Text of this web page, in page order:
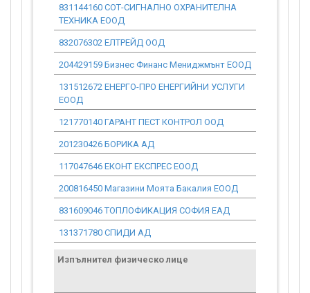
831144160 СОТ-СИГНАЛНО ОХРАНИТЕЛНА
ТЕХНИКА ЕООД
832076302 ЕЛТРЕЙД ООД
204429159 Бизнес Финанс Мениджмънт ЕООД
131512672 ЕНЕРГО-ПРО ЕНЕРГИЙНИ УСЛУГИ
ЕООД
121770140 ГАРАНТ ПЕСТ КОНТРОЛ ООД
201230426 БОРИКА АД
117047646 ЕКОНТ ЕКСПРЕС ЕООД
200816450 Магазини Моята Бакалия ЕООД
831609046 ТОПЛОФИКАЦИЯ СОФИЯ ЕАД
131371780 СПИДИ АД
Изпълнител физическо лице